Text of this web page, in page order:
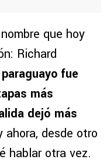
que hoy
Richard
fue
más
dejó más
ahora, desde otro
hablar otra vez.